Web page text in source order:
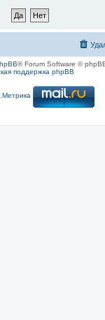
® Forum Software ©
поддержка phpBB